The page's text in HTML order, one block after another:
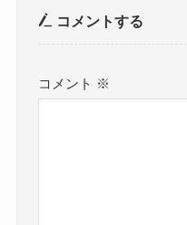
コメントする
コメント ※